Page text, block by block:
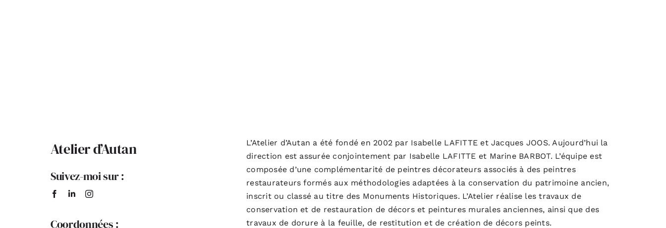
Atelier d’Autan
Suivez-moi sur :
Coordonnées :
L’Atelier d’Autan a été fondé en 2002 par Isabelle LAFITTE et Jacques JOOS. Aujourd’hui la
direction est assurée conjointement par Isabelle LAFITTE et Marine BARBOT. L’équipe est
composée d’une complémentarité de peintres décorateurs associés à des peintres
restaurateurs formés aux méthodologies adaptées à la conservation du patrimoine ancien,
inscrit ou classé au titre des Monuments Historiques. L’Atelier réalise les travaux de
conservation et de restauration de décors et peintures murales anciennes, ainsi que des
travaux de dorure à la feuille, de restitution et de création de décors peints.